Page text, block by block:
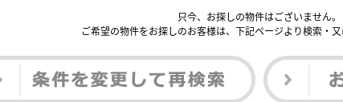
閲覧履歴 保存した検索条件
管理物件一覧 管理のご依頼
住まいのトラブルQ&A お住まいの解約手続き
購入までの流れ よくある質問 マンション
業者の選び方 媒介契約の種類 売却時の
るポイント よくある質問 相続
お客様の声 スタッフブログ 個
その他の問合せ
只今、お探しの物件はございません。
ご希望の物件をお探しのお客様は、下記ページより検索・又